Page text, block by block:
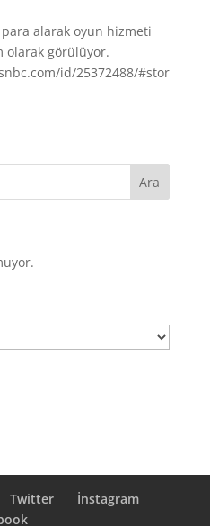
alarak oyun hizmeti
olarak görülüyor.
id/25372488/#stor
Twitter
İnstagram